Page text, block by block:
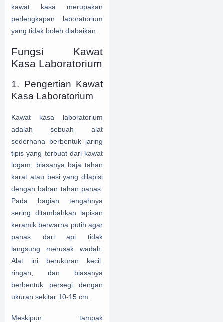
kawat kasa merupakan
perlengkapan laboratorium
yang tidak boleh diabaikan.
Fungsi Kawat
Kasa Laboratorium
1. Pengertian Kawat
Kasa Laboratorium
Kawat kasa laboratorium
adalah sebuah alat
sederhana berbentuk jaring
tipis yang terbuat dari kawat
logam, biasanya baja tahan
karat atau besi yang dilapisi
dengan bahan tahan panas.
Pada bagian tengahnya
sering ditambahkan lapisan
keramik berwarna putih agar
panas dari api tidak
langsung merusak wadah.
Alat ini berukuran kecil,
ringan, dan biasanya
berbentuk persegi dengan
ukuran sekitar 10-15 cm.
Meskipun tampak